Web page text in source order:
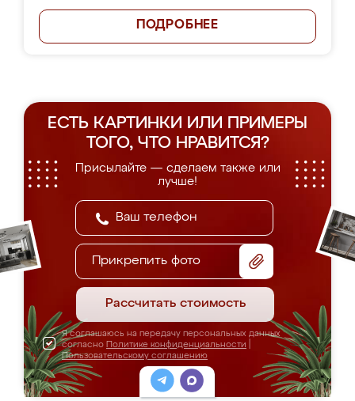
ПОДРОБНЕЕ
ЕСТЬ КАРТИНКИ ИЛИ ПРИМЕРЫ
ТОГО, ЧТО НРАВИТСЯ?
Присылайте — сделаем также или
лучше!
Прикрепить фото
Рассчитать стоимость
Я соглашаюсь на передачу персональных данных
согласно Политике конфиденциальности
Пользовательскому соглашению